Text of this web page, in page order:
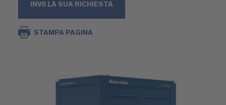
INVII LA SUA RICHIESTA
STAMPA PAGINA